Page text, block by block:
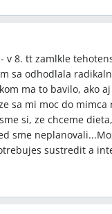
v 8. tt zamlkle
sa odhodlala
ma to bavilo, ako
sa mi moc do
si, ze chceme
sme
sustredit a